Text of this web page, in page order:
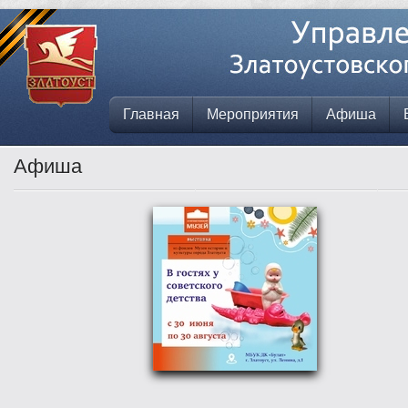
Главная Мероприятия Афиша
Афиша